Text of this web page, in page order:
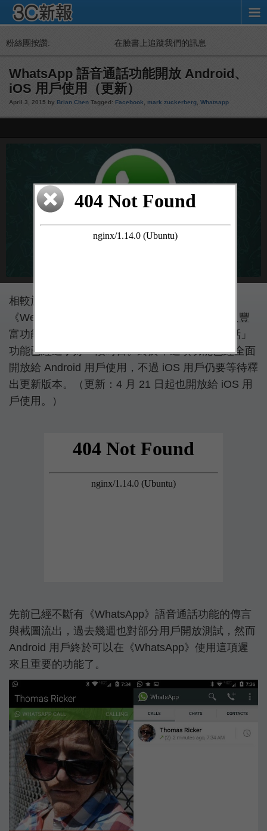
粉絲團按讚: 在臉書上追蹤我們的訊息
WhatsApp 語音通話功能開放 Android、
iOS 用戶使用（更新）
April 3, 2015 by Brian Chen Tagged: Facebook mark zuckerberg Whatsapp
相較於通訊軟體《LINE》、《Messenger》、
《WeChat》等 Apps 頻繁地更新，並且不斷加入豐
富功能，《WhatsApp》對用戶承諾的「語音通話」
功能已經過了好一段時日。終於，這項功能已經全面
開放給 Android 用戶使用，不過 iOS 用戶仍要等待釋
出更新版本。（更新：4 月 21 日起也開放給 iOS 用
戶使用。）
先前已經不斷有《WhatsApp》語音通話功能的傳言
與截圖流出，過去幾週也對部分用戶開放測試，然而
Android 用戶終於可以在《WhatsApp》使用這項遲
來且重要的功能了。